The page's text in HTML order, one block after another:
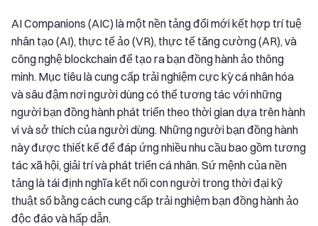
AI Companions (AIC) là một nền tảng đổi mới kết hợp trí tuệ
nhân tạo (AI), thực tế ảo (VR), thực tế tăng cường (AR), và
công nghệ blockchain để tạo ra bạn đồng hành ảo thông
minh. Mục tiêu là cung cấp trải nghiệm cực kỳ cá nhân hóa
và sâu đậm nơi người dùng có thể tương tác với những
người bạn đồng hành phát triển theo thời gian dựa trên hành
vi và sở thích của người dùng. Những người bạn đồng hành
này được thiết kế để đáp ứng nhiều nhu cầu bao gồm tương
tác xã hội, giải trí và phát triển cá nhân. Sứ mệnh của nền
tảng là tái định nghĩa kết nối con người trong thời đại kỹ
thuật số bằng cách cung cấp trải nghiệm bạn đồng hành ảo
độc đáo và hấp dẫn.